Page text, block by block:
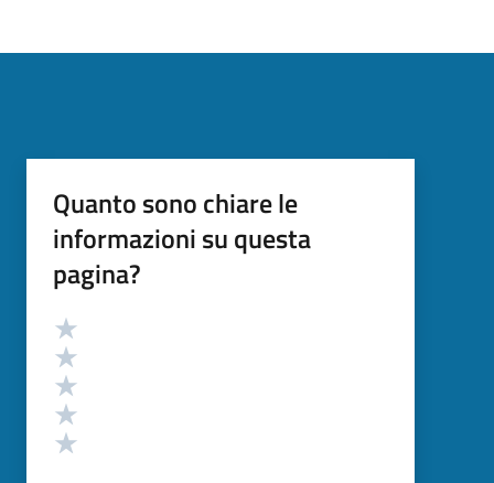
Quanto sono chiare le
informazioni su questa
pagina?
Valutazione